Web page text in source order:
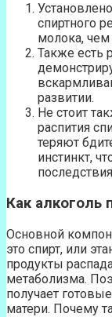
спиртного
молока,
Также есть
развитии.
Не стоит
распития
теряют
инстинкт,
Как алкоголь
Основной
это спирт, или
продукты
метаболизма.
получает
матери. Почему